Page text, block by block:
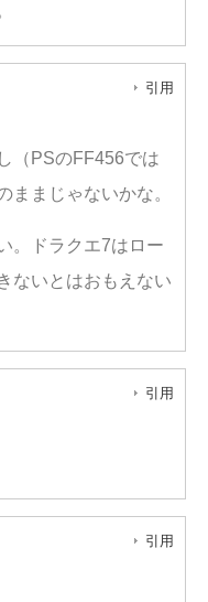
引用
（PSのFF456では
ままじゃないかな。
。ドラクエ7はロー
ないとはおもえない
引用
引用